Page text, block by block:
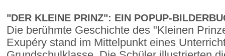
"DER KLEINE PRINZ": EIN POPUP-
Die berühmte Geschichte des "Kleinen
Exupéry stand im Mittelpunkt eines